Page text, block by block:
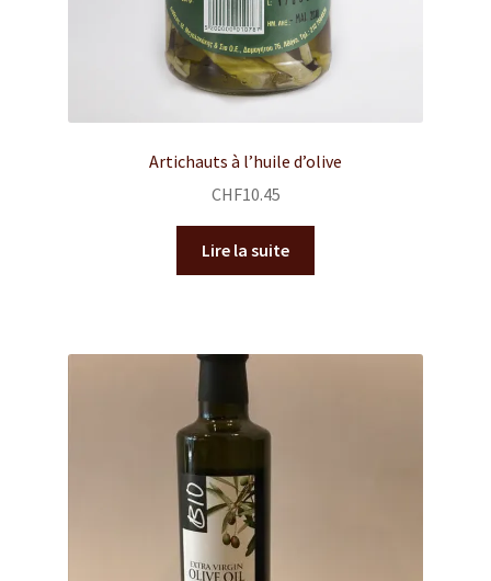
Artichauts à l’huile d’olive
CHF10.45
Lire la suite